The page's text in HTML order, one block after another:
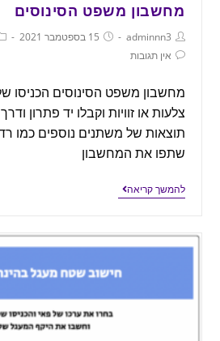
מחשבון משפט הסינוסים
adminnn3 15 בספטמבר 2021
אין תגובות
מחשבון משפט הסינוסים הכניסו
צלעות או זוויות וקבלו יד פתרון
תוצאות של משתנים נוספים כמו
שתפו את המחשבון
להמשך קריאה